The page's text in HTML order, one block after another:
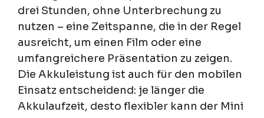
drei Stunden, ohne Unterbrechung zu
nutzen – eine Zeitspanne, die in der Regel
ausreicht, um einen Film oder eine
umfangreichere Präsentation zu zeigen.
Die Akkuleistung ist auch für den mobilen
Einsatz entscheidend: je länger die
Akkulaufzeit, desto flexibler kann der Mini